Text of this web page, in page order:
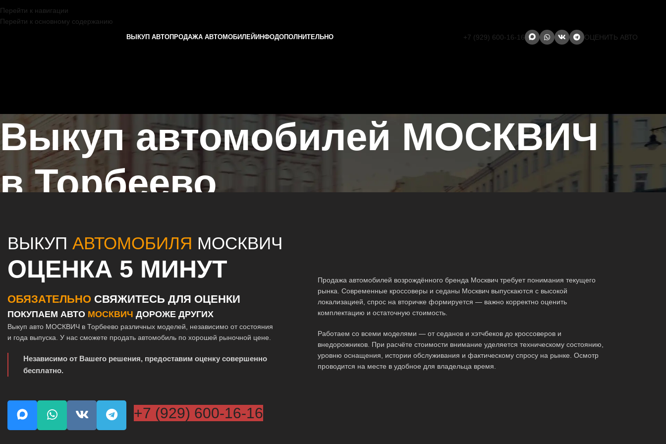
Перейти к навигации
Перейти к основному содержанию
ВЫКУП АВТОПРОДАЖА АВТОМОБИЛЕЙ ИНФОДОПОЛНИТЕЛЬНО +7 (929) 600-16-16 ОЦЕНИТЬ АВТО
Выкуп автомобилей МОСКВИЧ
в Торбеево
ВЫКУП АВТОМОБИЛЯ МОСКВИЧ
ОЦЕНКА 5 МИНУТ
ОБЯЗАТЕЛЬНО СВЯЖИТЕСЬ ДЛЯ ОЦЕНКИ
ПОКУПАЕМ АВТО МОСКВИЧ ДОРОЖЕ ДРУГИХ
Выкуп авто МОСКВИЧ в Торбеево различных моделей, независимо от состояния
и года выпуска. У нас сможете продать автомобиль по хорошей рыночной цене.
Независимо от Вашего решения, предоставим оценку совершенно
бесплатно.
+7 (929) 600-16-16
Продажа автомобилей возрождённого бренда Москвич требует понимания текущего
рынка. Современные кроссоверы и седаны Москвич выпускаются с высокой
локализацией, спрос на вторичке формируется — важно корректно оценить
комплектацию и остаточную стоимость.
Работаем со всеми моделями — от седанов и хэтчбеков до кроссоверов и
внедорожников. При расчёте стоимости внимание уделяется техническому состоянию,
уровню оснащения, истории обслуживания и фактическому спросу на рынке. Осмотр
проводится на месте в удобное для владельца время.